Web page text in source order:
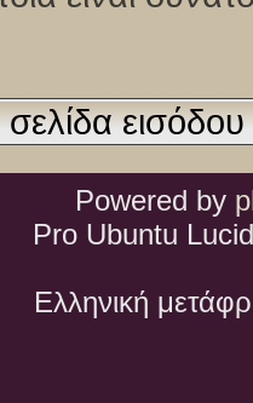
εισόδου
Powered by
Pro Ubuntu
Ελληνική